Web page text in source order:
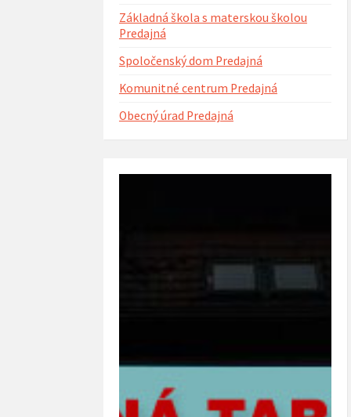
Základná škola s materskou školou
Predajná
Spoločenský dom Predajná
Komunitné centrum Predajná
Obecný úrad Predajná